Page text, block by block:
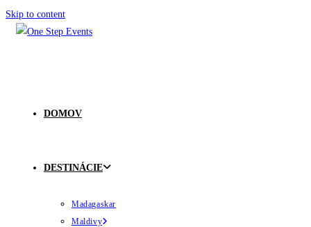
Skip to content
DOMOV
DESTINÁCIE
Madagaskar
Maldivy